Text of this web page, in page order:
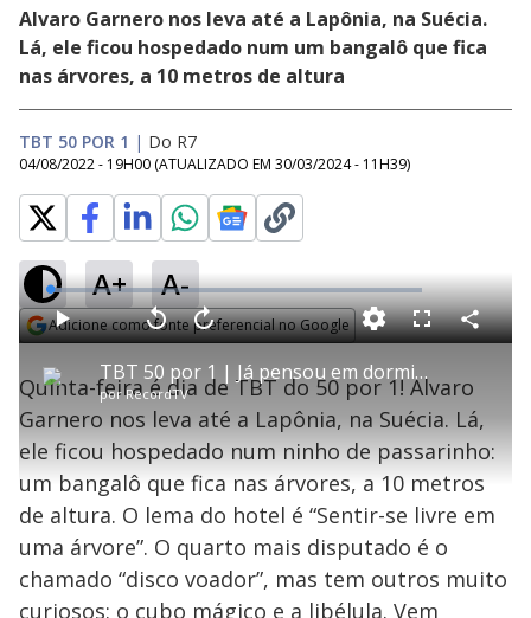
Alvaro Garnero nos leva até a Lapônia, na Suécia.
Lá, ele ficou hospedado num um bangalô que fica
nas árvores, a 10 metros de altura
TBT 50 POR 1 | Do R7
04/08/2022 - 19H00 (ATUALIZADO EM 30/03/2024 - 11H39)
A+ A-
Adicione como fonte preferencial no Google
P
l
a
y
TBT 50 por 1 | Já pensou em dormir num ninho de passarinho? Vem ver!
porRecordTV
P V
l
t
a
r
0
e
g
n
d
s
A
n
1
s
e
u
n
o
s
M
L
o
a
d
e
3
.
2
8
%
F
l
c
e
n
C
o
a
r
i
l
a
Quinta-feira é dia de TBT do 50 por 1! Alvaro
Garnero nos leva até a Lapônia, na Suécia. Lá,
ele ficou hospedado num ninho de passarinho:
um bangalô que fica nas árvores, a 10 metros
de altura. O lema do hotel é “Sentir-se livre em
uma árvore”. O quarto mais disputado é o
chamado “disco voador”, mas tem outros muito
curiosos: o cubo mágico e a libélula. Vem